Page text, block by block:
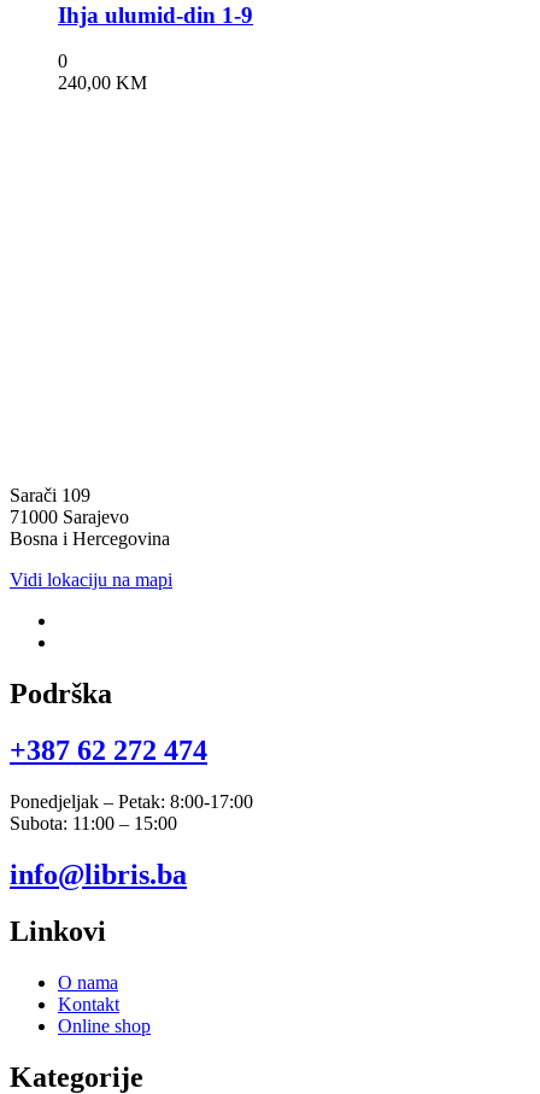
Ihja ulumid-din 1-9
0
240,00 KM
Sarači 109
71000 Sarajevo
Bosna i Hercegovina
Vidi lokaciju na mapi
Podrška
+387 62 272 474​
Ponedjeljak – Petak: 8:00-17:00
Subota: 11:00 – 15:00
info@libris.ba
Linkovi
O nama
Kontakt
Online shop
Kategorije